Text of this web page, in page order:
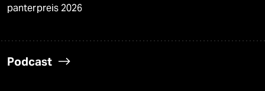
panterpreis 2026
Podcast